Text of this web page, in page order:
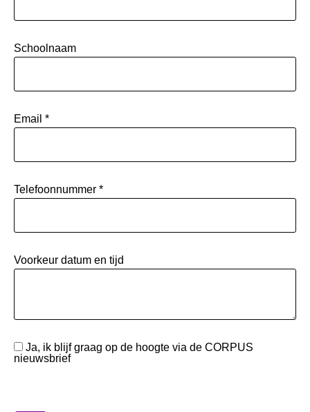
Schoolnaam
Email *
Telefoonnummer *
Voorkeur datum en tijd
Ja, ik blijf graag op de hoogte via de CORPUS
nieuwsbrief